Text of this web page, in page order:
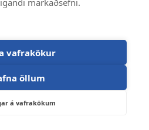
markaðsefni.
vafrakökur
öllum
á vafrakökum